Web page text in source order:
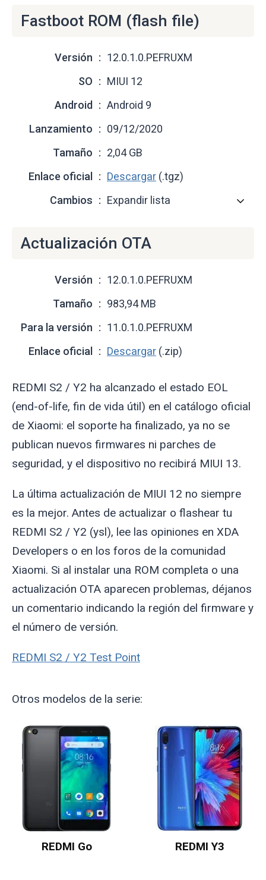
Fastboot ROM (flash file)
Versión
12.0.1.0.PEFRUXM
SO
MIUI 12
Android
Android 9
Lanzamiento
09/12/2020
Tamaño
2,04 GB
Enlace oficial
Descargar (.tgz)
Cambios
Expandir lista
Actualización OTA
Versión
12.0.1.0.PEFRUXM
Tamaño
983,94 MB
Para la versión
11.0.1.0.PEFRUXM
Enlace oficial
Descargar (.zip)
REDMI S2 / Y2 ha alcanzado el estado EOL
(end-of-life, fin de vida útil) en el catálogo oficial
de Xiaomi: el soporte ha finalizado, ya no se
publican nuevos firmwares ni parches de
seguridad, y el dispositivo no recibirá MIUI 13.
La última actualización de MIUI 12 no siempre
es la mejor. Antes de actualizar o flashear tu
REDMI S2 / Y2 (ysl), lee las opiniones en XDA
Developers o en los foros de la comunidad
Xiaomi. Si al instalar una ROM completa o una
actualización OTA aparecen problemas, déjanos
un comentario indicando la región del firmware y
el número de versión.
REDMI S2 / Y2 Test Point
Otros modelos de la serie:
REDMI Go REDMI Y3